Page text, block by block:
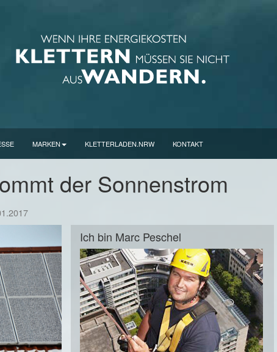
MARKEN KLETTERLADEN.NRW KONTAKT
der Sonnenstrom
Ich bin Marc Peschel